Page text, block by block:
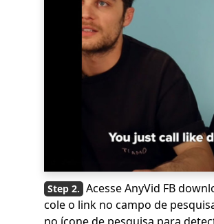
Acesse AnyVid FB
cole o link no campo de